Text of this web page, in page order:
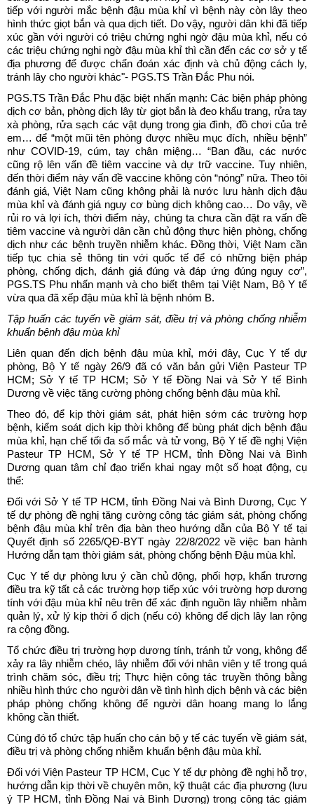
tiếp với người mắc bệnh đậu mùa khỉ vì bệnh này còn lây theo
hình thức giọt bắn và qua dịch tiết. Do vậy, người dân khi đã tiếp
xúc gần với người có triệu chứng nghi ngờ đậu mùa khỉ, nếu có
các triệu chứng nghi ngờ đậu mùa khỉ thì cần đến các cơ sở y tế
địa phương để được chẩn đoán xác định và chủ động cách ly,
tránh lây cho người khác"- PGS.TS Trần Đắc Phu nói.
PGS.TS Trần Đắc Phu đặc biệt nhấn mạnh: Các biện pháp phòng
dịch cơ bản, phòng dịch lây từ giọt bắn là đeo khẩu trang, rửa tay
xà phòng, rửa sạch các vật dụng trong gia đình, đồ chơi của trẻ
em… để “một mũi tên phòng được nhiều mục đích, nhiều bệnh”
như COVID-19, cúm, tay chân miệng… “Ban đầu, các nước
cũng rộ lên vấn đề tiêm vaccine và dự trữ vaccine. Tuy nhiên,
đến thời điểm này vấn đề vaccine không còn “nóng” nữa. Theo tôi
đánh giá, Việt Nam cũng không phải là nước lưu hành dịch đậu
mùa khỉ và đánh giá nguy cơ bùng dịch không cao… Do vậy, về
rủi ro và lợi ích, thời điểm này, chúng ta chưa cần đặt ra vấn đề
tiêm vaccine và người dân cần chủ động thực hiện phòng, chống
dịch như các bệnh truyền nhiễm khác. Đồng thời, Việt Nam cần
tiếp tục chia sẻ thông tin với quốc tế để có những biện pháp
phòng, chống dịch, đánh giá đúng và đáp ứng đúng nguy cơ”,
PGS.TS Phu nhấn mạnh và cho biết thêm tại Việt Nam, Bộ Y tế
vừa qua đã xếp đậu mùa khỉ là bệnh nhóm B.
Tập huấn các tuyến về giám sát, điều trị và phòng chống nhiễm
khuẩn bệnh đậu mùa khỉ
Liên quan đến dịch bệnh đậu mùa khỉ, mới đây, Cục Y tế dự
phòng, Bộ Y tế ngày 26/9 đã có văn bản gửi Viện Pasteur TP
HCM; Sở Y tế TP HCM; Sở Y tế Đồng Nai và Sở Y tế Bình
Dương về việc tăng cường phòng chống bệnh đậu mùa khỉ.
Theo đó, để kịp thời giám sát, phát hiện sớm các trường hợp
bệnh, kiểm soát dịch kịp thời không để bùng phát dịch bệnh đậu
mùa khỉ, hạn chế tối đa số mắc và tử vong, Bộ Y tế đề nghị Viện
Pasteur TP HCM, Sở Y tế TP HCM, tỉnh Đồng Nai và Bình
Dương quan tâm chỉ đạo triển khai ngay một số hoạt động, cụ
thể:
Đối với Sở Y tế TP HCM, tỉnh Đồng Nai và Bình Dương, Cục Y
tế dự phòng đề nghị tăng cường công tác giám sát, phòng chống
bệnh đậu mùa khỉ trên địa bàn theo hướng dẫn của Bộ Y tế tại
Quyết định số 2265/QĐ-BYT ngày 22/8/2022 về việc ban hành
Hướng dẫn tạm thời giám sát, phòng chống bệnh Đậu mùa khỉ.
Cục Y tế dự phòng lưu ý cần chủ động, phối hợp, khẩn trương
điều tra kỹ tất cả các trường hợp tiếp xúc với trường hợp dương
tính với đậu mùa khỉ nêu trên để xác định nguồn lây nhiễm nhằm
quản lý, xử lý kịp thời ổ dịch (nếu có) không để dịch lây lan rộng
ra cộng đồng.
Tổ chức điều trị trường hợp dương tính, tránh tử vong, không để
xảy ra lây nhiễm chéo, lây nhiễm đối với nhân viên y tế trong quá
trình chăm sóc, điều trị; Thực hiện công tác truyền thông bằng
nhiều hình thức cho người dân về tình hình dịch bệnh và các biện
pháp phòng chống không để người dân hoang mang lo lắng
không cần thiết.
Cùng đó tổ chức tập huấn cho cán bộ y tế các tuyến về giám sát,
điều trị và phòng chống nhiễm khuẩn bệnh đậu mùa khỉ.
Đối với Viện Pasteur TP HCM, Cục Y tế dự phòng đề nghị hỗ trợ,
hướng dẫn kịp thời về chuyên môn, kỹ thuật các địa phương (lưu
ý TP HCM, tỉnh Đồng Nai và Bình Dương) trong công tác giám